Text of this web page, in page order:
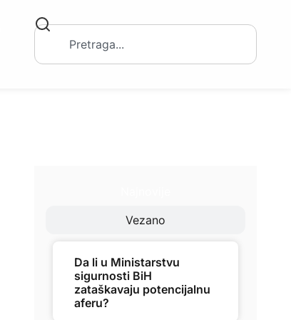
Vezano
Da li u Ministarstvu
sigurnosti BiH
zataškavaju potencijalnu
aferu?